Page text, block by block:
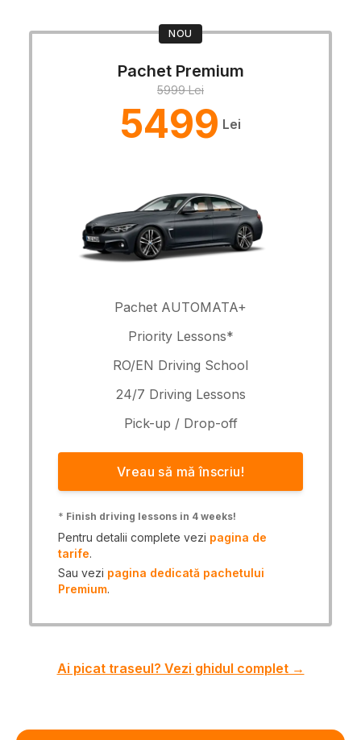
NOU
Pachet Premium
5999 Lei
5499 Lei
Pachet AUTOMATA+
Priority Lessons*
RO/EN Driving School
24/7 Driving Lessons
Pick-up / Drop-off
Vreau să mă înscriu!
* Finish driving lessons in 4 weeks!
Pentru detalii complete vezi pagina de
tarife.
Sau vezi pagina dedicată pachetului
Premium.
Ai picat traseul? Vezi ghidul complet →